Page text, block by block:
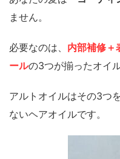
ません。
必要なのは、 内部補修＋
ールの3つが揃ったオイル
アルトオイルはその3つ
ないヘアオイルです。